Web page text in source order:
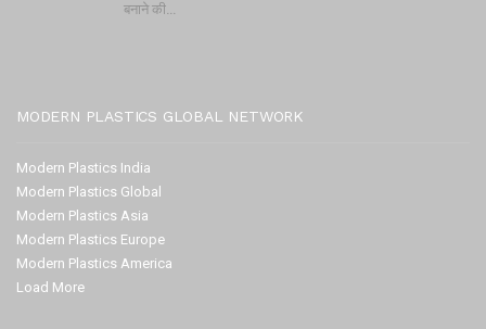
बनाने की…
MODERN PLASTICS GLOBAL NETWORK
Modern Plastics India
Modern Plastics Global
Modern Plastics Asia
Modern Plastics Europe
Modern Plastics America
Load More